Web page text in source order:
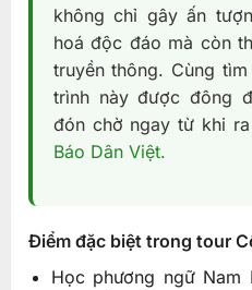
không chỉ gây ấn
hoá độc đáo mà còn
truyền thông. Cùng
trình này được đông
đón chờ ngay từ khi
Báo Dân Việt.
Điểm đặc biệt trong tour
Học phương ngữ